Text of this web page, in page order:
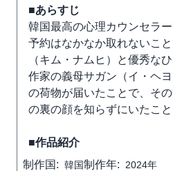
■あらすじ
韓国最高の心理カウンセラ
予約はなかなか取れないこ
（キム・ナムヒ）と優秀な
作家の義母サガン（イ・ヘ
の荷物が届いたことで、そ
の裏の顔を知らずにいたこと
■作品紹介
制作国: 韓国制作年: 2024年